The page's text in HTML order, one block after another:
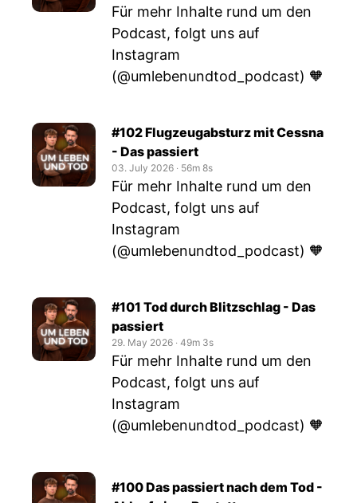
Für mehr Inhalte rund um den
Podcast, folgt uns auf
Instagram
(@umlebenundtod_podcast) 🧡
#102 Flugzeugabsturz mit Cessna
- Das passiert
03. July 2026 ‧ 56m 8s
Für mehr Inhalte rund um den
Podcast, folgt uns auf
Instagram
(@umlebenundtod_podcast) 🧡
#101 Tod durch Blitzschlag - Das
passiert
29. May 2026 ‧ 49m 3s
Für mehr Inhalte rund um den
Podcast, folgt uns auf
Instagram
(@umlebenundtod_podcast) 🧡
#100 Das passiert nach dem Tod -